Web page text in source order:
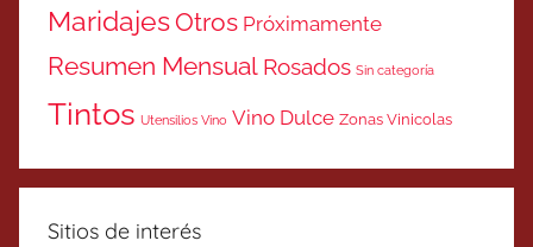
MaridajesOtros Próximamente
Resumen Mensual Rosados Sin categoría
Tintos Utensilios Vino Vino Dulce Zonas Vinicolas
Sitios de interés